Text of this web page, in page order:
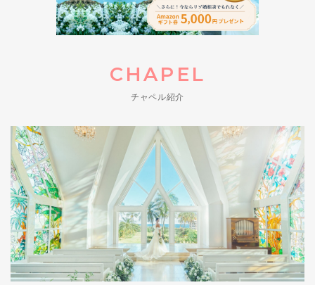
CHAPEL
チャペル紹介